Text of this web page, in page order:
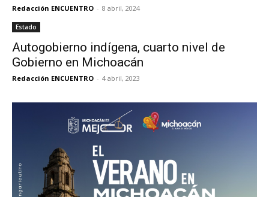
Redacción ENCUENTRO - 8 abril, 2024
Estado
Autogobierno indígena, cuarto nivel de
Gobierno en Michoacán
Redacción ENCUENTRO - 4 abril, 2023